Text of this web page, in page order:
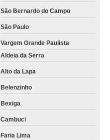
São Bernardo do Campo
São Paulo
Vargem Grande Paulista
Aldeia da Serra
Alto da Lapa
Belenzinho
Bexiga
Cambuci
Faria Lima